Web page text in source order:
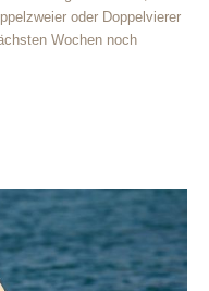
oder Doppelvierer
Wochen noch